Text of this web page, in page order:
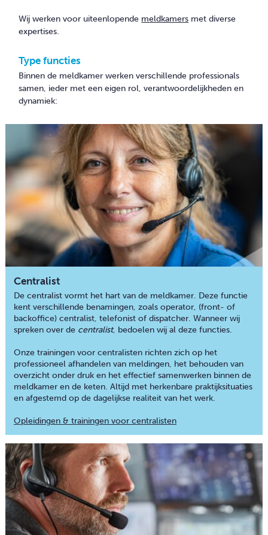
Wij werken voor uiteenlopende meldkamers met diverse
expertises.
Type functies
Binnen de meldkamer werken verschillende professionals
samen, ieder met een eigen rol, verantwoordelijkheden en
dynamiek:
Centralist
De centralist vormt het hart van de meldkamer. Deze functie
kent verschillende benamingen, zoals operator, (front- of
backoffice) centralist, telefonist of dispatcher. Wanneer wij
spreken over de centralist, bedoelen wij al deze functies.
Onze trainingen voor centralisten richten zich op het
professioneel afhandelen van meldingen, het behouden van
overzicht onder druk en het effectief samenwerken binnen de
meldkamer en de keten. Altijd met herkenbare praktijksituaties
en afgestemd op de dagelijkse realiteit van het werk.
Opleidingen & trainingen voor centralisten